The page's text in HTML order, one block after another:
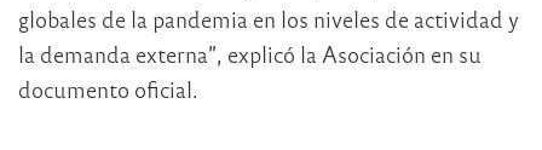
globales de la pandemia en los niveles de actividad y
la demanda externa”, explicó la Asociación en su
documento oficial.